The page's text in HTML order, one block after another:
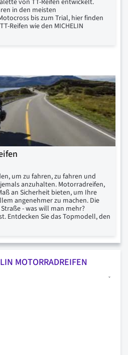
in den meisten
bis zum Trial, hier finden
Reifen wie den MICHELIN
um zu fahren, zu fahren und
anzuhalten. Motorradreifen,
an Sicherheit bieten, um Ihre
angenehmer zu machen. Die
- was will man mehr?
Entdecken Sie das Topmodell, den
MOTORRADREIFEN